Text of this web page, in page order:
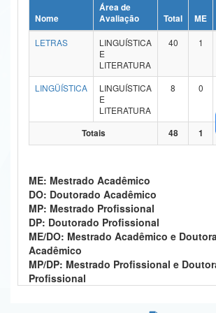
Ministério da Ciência, Tecnologia, Inovações e
Ministério do Meio Ambiente
Ministério do Desenvolvimento Regional
Controladoria-Geral da União
Secretaria-Geral
Secretaria de Governo
Gabinete de Segurança Institucional
Advocacia-Geral da União
Nome
Área de
Avaliação
Total ME
LETRAS
LINGUÍSTICA
E
LITERATURA
40 1
LINGÜÍSTICA
LINGUÍSTICA
E
LITERATURA
8 0
Totais 48 1
ME: Mestrado Acadêmico
DO: Doutorado Acadêmico
MP: Mestrado Profissional
DP: Doutorado Profissional
ME/DO: Mestrado Acadêmico e
Acadêmico
MP/DP: Mestrado Profissional e
Profissional